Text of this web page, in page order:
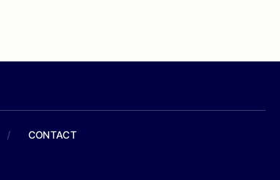
/ CONTACT